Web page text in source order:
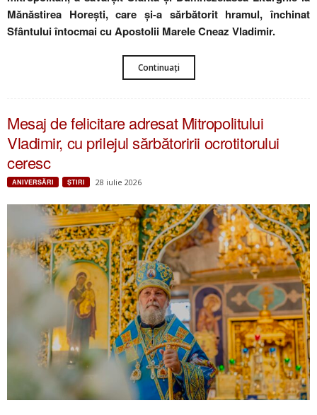
Mănăstirea Horești, care și-a sărbătorit hramul, închinat
Sfântului întocmai cu Apostolii Marele Cneaz Vladimir.
Continuați
Mesaj de felicitare adresat Mitropolitului
Vladimir, cu prilejul sărbătoririi ocrotitorului
ceresc
ANIVERSĂRI ŞTIRI 28 iulie 2026